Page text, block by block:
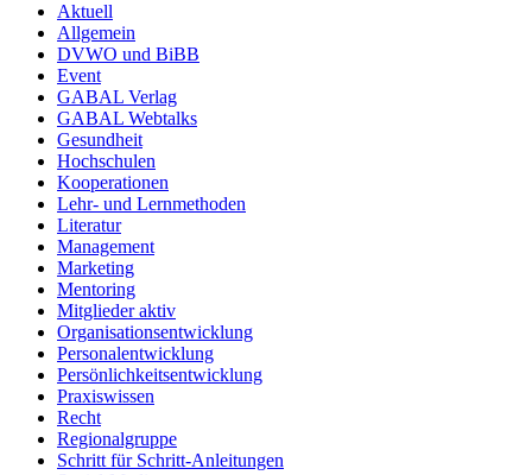
Aktuell
Allgemein
DVWO und BiBB
Event
GABAL Verlag
GABAL Webtalks
Gesundheit
Hochschulen
Kooperationen
Lehr- und Lernmethoden
Literatur
Management
Marketing
Mentoring
Mitglieder aktiv
Organisationsentwicklung
Personalentwicklung
Persönlichkeitsentwicklung
Praxiswissen
Recht
Regionalgruppe
Schritt für Schritt-Anleitungen